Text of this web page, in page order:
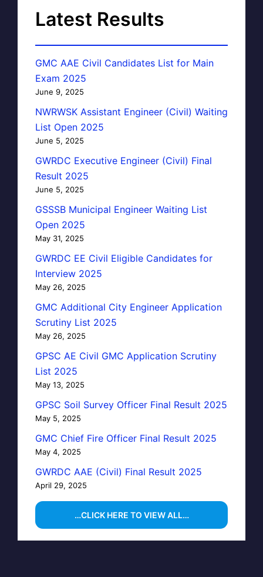
Latest Results
GMC AAE Civil Candidates List for Main
Exam 2025
June 9, 2025
NWRWSK Assistant Engineer (Civil) Waiting
List Open 2025
June 5, 2025
GWRDC Executive Engineer (Civil) Final
Result 2025
June 5, 2025
GSSSB Municipal Engineer Waiting List
Open 2025
May 31, 2025
GWRDC EE Civil Eligible Candidates for
Interview 2025
May 26, 2025
GMC Additional City Engineer Application
Scrutiny List 2025
May 26, 2025
GPSC AE Civil GMC Application Scrutiny
List 2025
May 13, 2025
GPSC Soil Survey Officer Final Result 2025
May 5, 2025
GMC Chief Fire Officer Final Result 2025
May 4, 2025
GWRDC AAE (Civil) Final Result 2025
April 29, 2025
…CLICK HERE TO VIEW ALL…